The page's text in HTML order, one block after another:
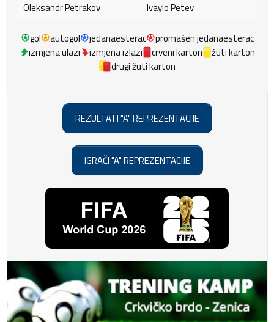
Oleksandr Petrakov
Ivaylo Petev
gol autogol jedanaesterac
promašen jedanaesterac
izmjena ulazi
izmjena izlazi crveni karton
žuti karton
drugi žuti karton
REZULTATI "A" REPREZENTACIJE
IGRAČI "A" REPREZENTACIJE